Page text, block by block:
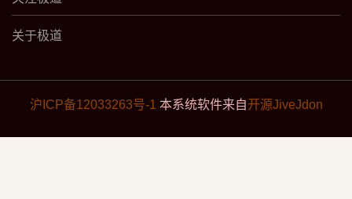
关于极道
沪ICP备12033263号-1 本系统软件来自开源JiveJdon